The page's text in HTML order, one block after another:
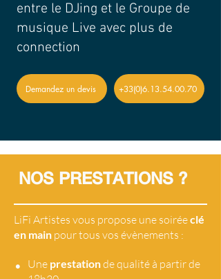
entre le DJing et le Groupe de
musique Live avec plus de
connection
Demandez un devis +33(0)6.13.54.00.70
NOS PRESTATIONS ?
LiFi Artistes vous propose une soiréeclé
en main pour tous vos évènements :
• Une prestationde qualité à partir de